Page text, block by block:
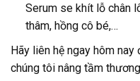
Serum se khít lỗ chân
thâm, hồng cô bé,…
Hãy liên hệ ngay hôm
chúng tôi nâng tầm